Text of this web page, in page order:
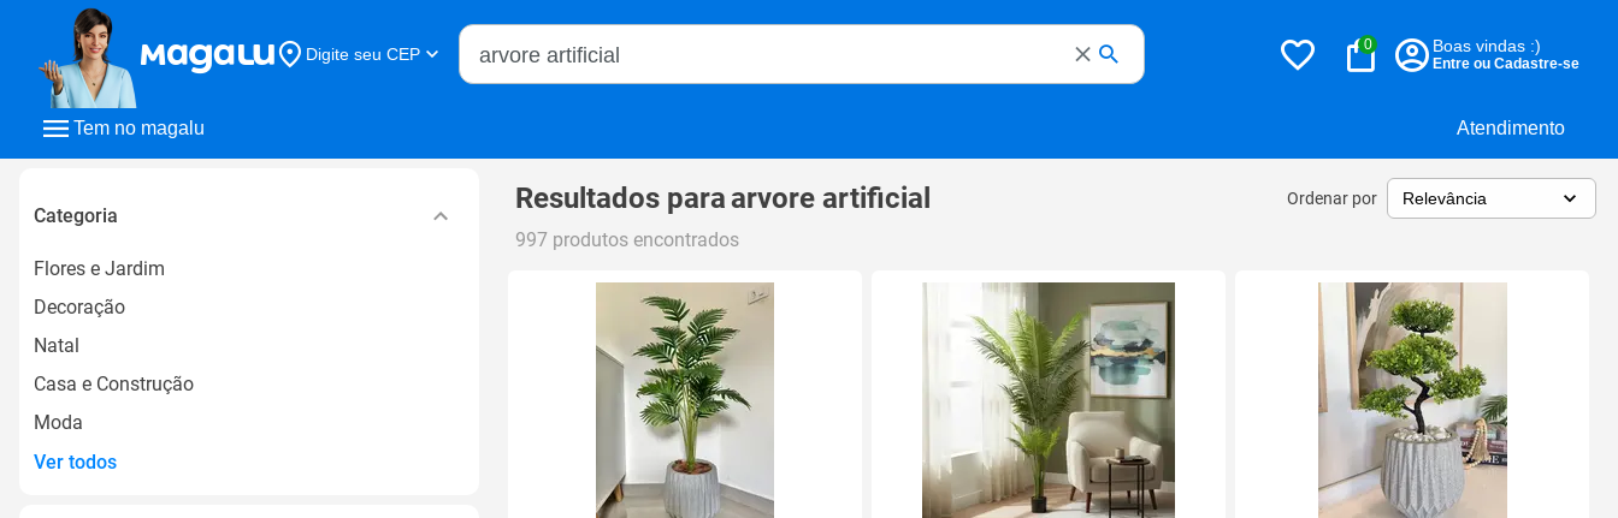
Tem no magalu Atendimento
Digite seu CEP
Buscar no Magalu
0 Boas vindas :)
Entre ou Cadastre-se
Categoria
Flores e Jardim
Decoração
Natal
Casa e Construção
Moda
Ver todos
Resultados paraarvore artificial Ordenar por
997 produtos encontrados